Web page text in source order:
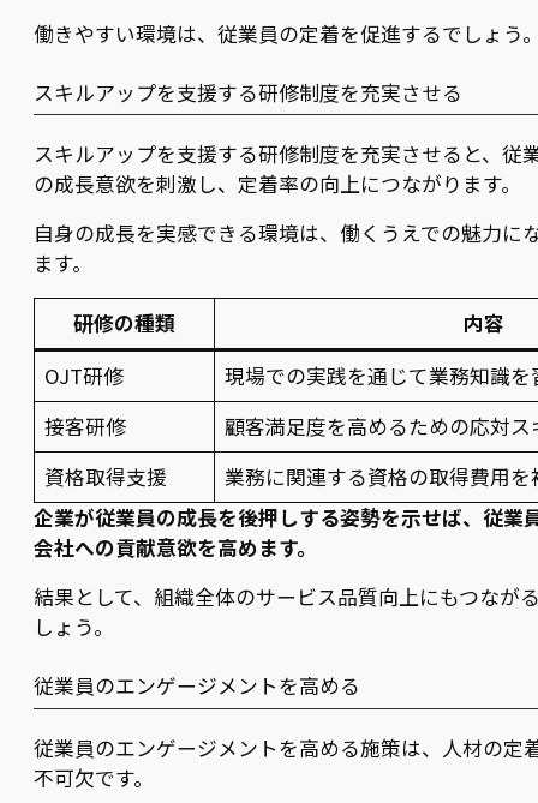
働きやすい環境は、従業員の定着を促進するでしょう
スキルアップを支援する研修制度を充実させる
スキルアップを支援する研修制度を充実させると、従
の成長意欲を刺激し、定着率の向上につながります。
自身の成長を実感できる環境は、働くうえでの魅力に
ます。
研修の種類
内容
OJT研修
現場での実践を通じて業務知識を
接客研修
顧客満足度を高めるための応対
資格取得支援
業務に関連する資格の取得費用を
企業が従業員の成長を後押しする姿勢を示せば、従業
会社への貢献意欲を高めます。
結果として、組織全体のサービス品質向上にもつなが
しょう。
従業員のエンゲージメントを高める
従業員のエンゲージメントを高める施策は、人材の定
不可欠です。